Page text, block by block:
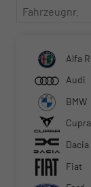
Fahrzeugnr.
Alfa
Audi
BMW
Cupra
Dacia
Fiat